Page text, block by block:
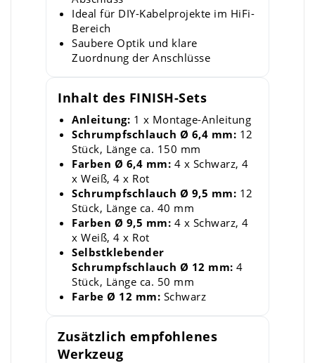
Ideal für DIY-Kabelprojekte im HiFi-
Bereich
Saubere Optik und klare
Zuordnung der Anschlüsse
Inhalt des FINISH-Sets
Anleitung: 1 x Montage-Anleitung
Schrumpfschlauch Ø 6,4 mm: 12
Stück, Länge ca. 150 mm
Farben Ø 6,4 mm: 4 x Schwarz, 4
x Weiß, 4 x Rot
Schrumpfschlauch Ø 9,5 mm: 12
Stück, Länge ca. 40 mm
Farben Ø 9,5 mm: 4 x Schwarz, 4
x Weiß, 4 x Rot
Selbstklebender
Schrumpfschlauch Ø 12 mm: 4
Stück, Länge ca. 50 mm
Farbe Ø 12 mm: Schwarz
Zusätzlich empfohlenes
Werkzeug